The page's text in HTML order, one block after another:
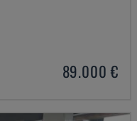
89.000 €